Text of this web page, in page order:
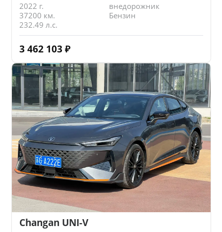
2022 г.
внедорожник
37200 км.
Бензин
232.49 л.с.
3 462 103 ₽
Changan UNI-V